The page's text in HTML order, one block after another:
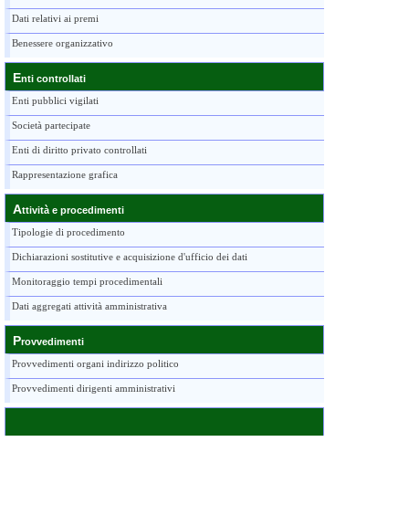
Dati relativi ai premi
Benessere organizzativo
Enti controllati
Enti pubblici vigilati
Società partecipate
Enti di diritto privato controllati
Rappresentazione grafica
Attività e procedimenti
Tipologie di procedimento
Dichiarazioni sostitutive e acquisizione d'ufficio dei dati
Monitoraggio tempi procedimentali
Dati aggregati attività amministrativa
Provvedimenti
Provvedimenti organi indirizzo politico
Provvedimenti dirigenti amministrativi